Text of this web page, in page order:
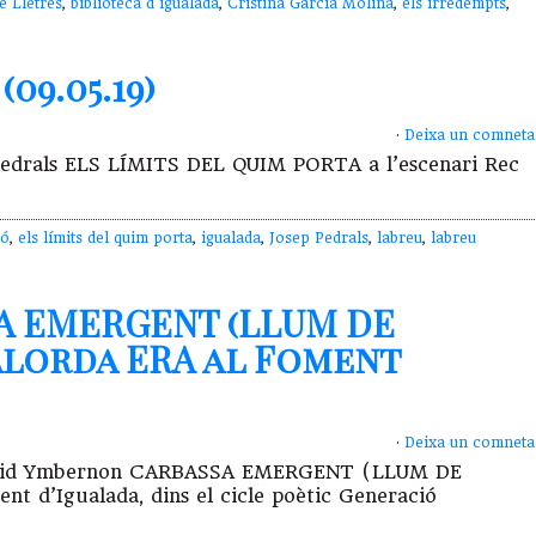
Lletres, biblioteca d'igualada, Cristina Garcia Molina, els irredempts,
· Deixa un
ELS LÍMITS DEL QUIM PORTA a l’escenari Rec
, els límits del quim porta, igualada, Josep Pedrals, labreu, labreu
(LLUM DE
ERA al Foment
· Deixa un
CARBASSA EMERGENT (LLUM DE
d’Igualada, dins el cicle poètic Generació